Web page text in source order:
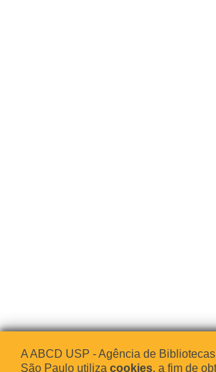
A ABCD USP - Agência de
São Paulo utiliza cookies, a fim de